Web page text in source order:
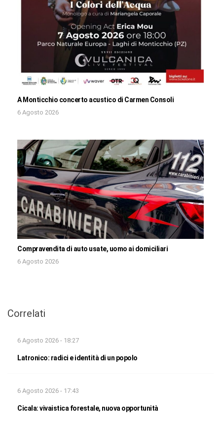
A Monticchio concerto acustico di Carmen Consoli
6 Agosto 2026
Compravendita di auto usate, uomo ai domiciliari
6 Agosto 2026
Correlati
6 Agosto 2026 - 18:27
Latronico: radici e identità di un popolo
6 Agosto 2026 - 17:43
Cicala: vivaistica forestale, nuova opportunità